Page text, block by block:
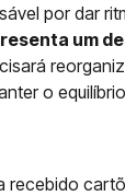
por dar
um
o
recebido